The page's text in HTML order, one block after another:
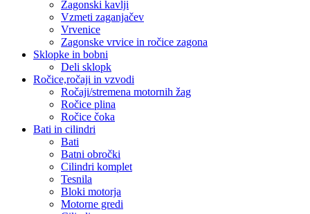
Zagonski kavlji
Vzmeti zaganjačev
Vrvenice
Zagonske vrvice in ročice zagona
Sklopke in bobni
Deli sklopk
Ročice,ročaji in vzvodi
Ročaji/stremena motornih žag
Ročice plina
Ročice čoka
Bati in cilindri
Bati
Batni obročki
Cilindri komplet
Tesnila
Bloki motorja
Motorne gredi